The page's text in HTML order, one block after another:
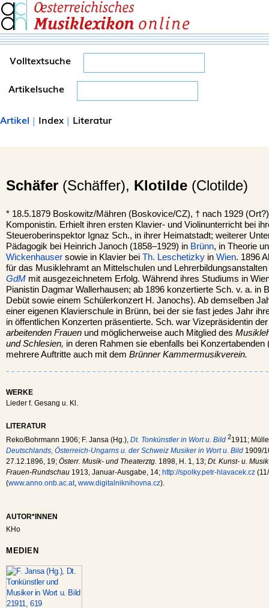
Volltextsuche
Artikelsuche
Artikel | Index | Literatur
Schäfer (Schäffer), Klotilde (Clotilde)
* 18.5.1879 Boskowitz/Mähren (Boskovice/CZ), † nach 1929
Komponistin. Erhielt ihren ersten Klavier- und Violinunterricht bei
Steueroberinspektor Ignaz Sch., in ihrer Heimatstadt; weiterer
Pädagogik bei Heinrich Janoch (1858–1929) in Brünn, in Theorie
Wickenhauser sowie in Klavier bei Th. Leschetizky in Wien. 1896
für das Musiklehramt an Mittelschulen und
GdM mit ausgezeichnetem Erfolg. Während ihres Studiums in
Pianistin Dagmar Wallerhausen; ab 1896 konzertierte Sch. v. a. in
Debüt sowie einem Schülerkonzert H. Janochs). Ab demselben
einer eigenen Klavierschule in Brünn, bei der sie fast jedes Jahr
in öffentlichen Konzerten präsentierte. Sch. war Vizepräsidentin
arbeitenden Frauen und möglicherweise auch Mitglied des
und Schlesien, in deren Rahmen sie ebenfalls bei
mehrere Auftritte auch mit dem Brünner Kammermusikverein.
WERKE
Lieder f. Gesang u. Kl.
LITERATUR
Reko/Bohrmann 1906; F. Jansa (Hg.), Dt. Tonkünstler in Wort u. Bild 21911;
Deutschlands, Österreich-Ungarns u. der Schweiz Musiker in Wort u. Bild 1909/
27.12.1896, 19; Österr. Musik- und Theaterztg. 1898, H. 1, 13; Dt. Kunst- u.
Frauen-Rundschau 1913, Januar-Ausgabe, 14; http://spolky.petr-hlavacek.cz
(www.anno.onb.ac.at, www.digitalniknihovna.cz).
AUTOR*INNEN
KHo
MEDIEN